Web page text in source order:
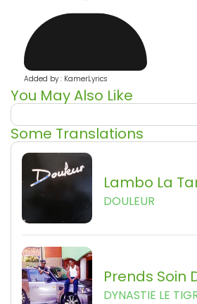
Added by : KamerLyrics
You May Also Like
Some Translations
Lambo La
DOULEUR
Prends Soin
DYNASTIE LE